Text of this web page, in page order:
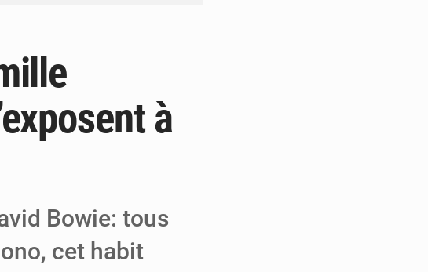
de jeu pour la paix
mise sur la performance
visite à la MCC de Malbazaà
Bowie: tous
cet habit